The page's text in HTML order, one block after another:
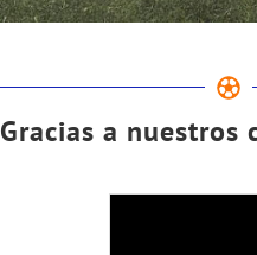
Gracias a nuestros